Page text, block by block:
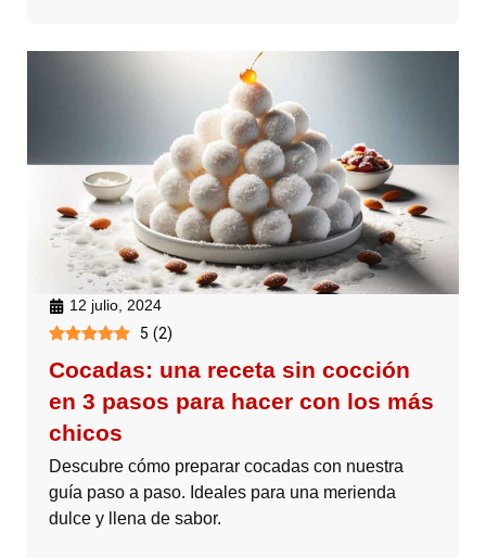
12 julio, 2024
5 (2)
Cocadas: una receta sin cocción
en 3 pasos para hacer con los más
chicos
Descubre cómo preparar cocadas con nuestra
guía paso a paso. Ideales para una merienda
dulce y llena de sabor.